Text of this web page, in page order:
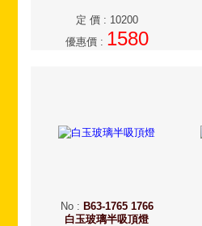
定 價: 10200
優惠價: 1580
No: B63-1765 1766
白玉玻璃半吸頂燈